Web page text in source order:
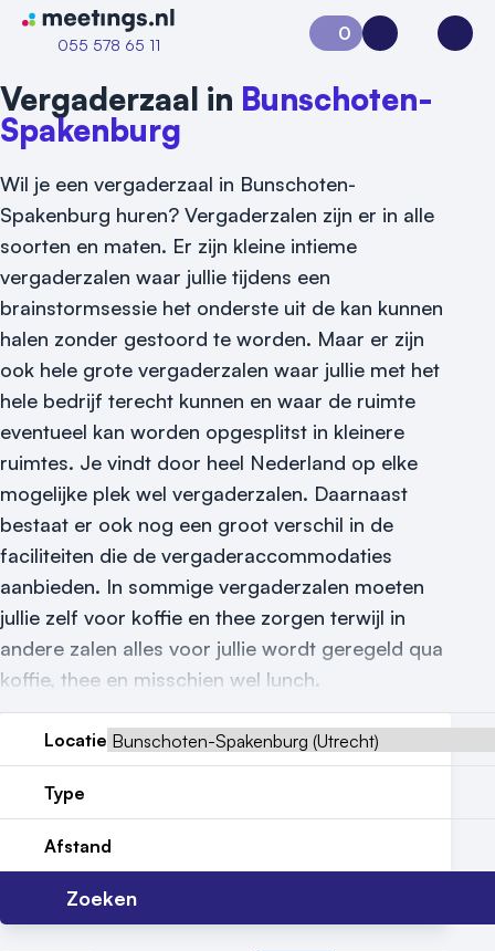
Naar home van Meetings
055 578 65 11
Vraag locatie aan
Locatiegids
Meld locatie aan
Nieuws
Reviews (5⭐️)
Contact
0
Aanvraag 0Inloggen
Vergaderzaal in Bunschoten-
Spakenburg
Wil je een vergaderzaal in Bunschoten-
Spakenburg huren? Vergaderzalen zijn er in alle
soorten en maten. Er zijn kleine intieme
vergaderzalen waar jullie tijdens een
brainstormsessie het onderste uit de kan kunnen
halen zonder gestoord te worden. Maar er zijn
ook hele grote vergaderzalen waar jullie met het
hele bedrijf terecht kunnen en waar de ruimte
eventueel kan worden opgesplitst in kleinere
ruimtes. Je vindt door heel Nederland op elke
mogelijke plek wel vergaderzalen. Daarnaast
bestaat er ook nog een groot verschil in de
faciliteiten die de vergaderaccommodaties
aanbieden. In sommige vergaderzalen moeten
jullie zelf voor koffie en thee zorgen terwijl in
andere zalen alles voor jullie wordt geregeld qua
koffie, thee en misschien wel lunch.
Locatie
Type
Afstand
Zoeken